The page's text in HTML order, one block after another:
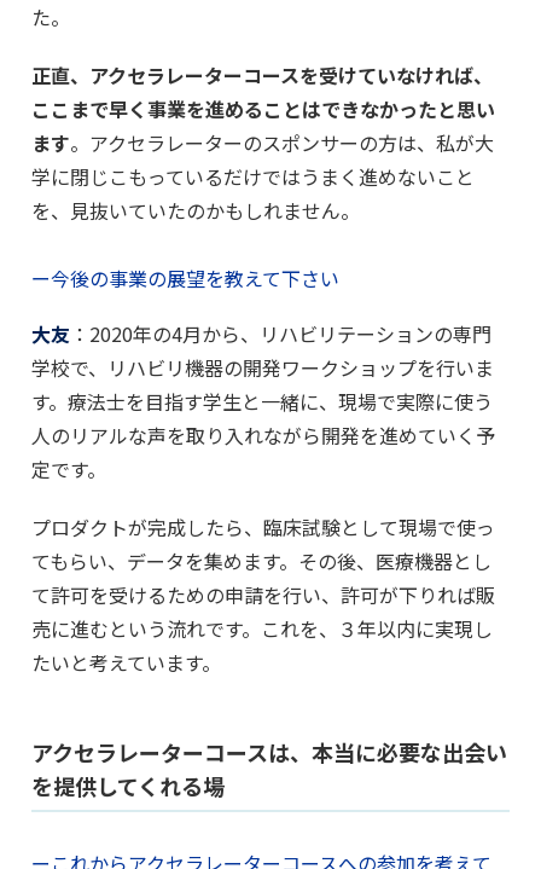
た。
正直、アクセラレーターコースを受けていなければ、
ここまで早く事業を進めることはできなかったと思い
ます。アクセラレーターのスポンサーの方は、私が大
学に閉じこもっているだけではうまく進めないこと
を、見抜いていたのかもしれません。
ー今後の事業の展望を教えて下さい
大友 ：2020年の4月から、リハビリテーションの専門
学校で、リハビリ機器の開発ワークショップを行いま
す。療法士を目指す学生と一緒に、現場で実際に使う
人のリアルな声を取り入れながら開発を進めていく予
定です。
プロダクトが完成したら、臨床試験として現場で使っ
てもらい、データを集めます。その後、医療機器とし
て許可を受けるための申請を行い、許可が下りれば販
売に進むという流れです。これを、３年以内に実現し
たいと考えています。
アクセラレーターコースは、本当に必要な出会い
を提供してくれる場
ーこれからアクセラレーターコースへの参加を考えて